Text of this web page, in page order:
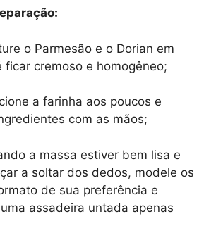
o Parmesão e o Dorian em
ficar cremoso e homogêneo;
a farinha aos poucos e
com as mãos;
a massa estiver bem lisa e
a soltar dos dedos, modele os
de sua preferência e
assadeira untada apenas